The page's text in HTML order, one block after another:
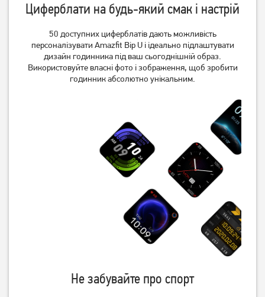
Циферблати на будь-який смак і настрій
50 доступних циферблатів дають можливість
персоналізувати Amazfit Bip U і ідеально підлаштувати
дизайн годинника під ваш сьогоднішній образ.
Використовуйте власні фото і зображення, щоб зробити
годинник абсолютно унікальним.
Не забувайте про спорт